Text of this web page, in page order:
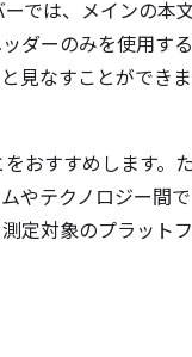
では、メインの本
ダーのみを使用する
見なすことができ
おすすめします。
やテクノロジー間
定対象のプラット